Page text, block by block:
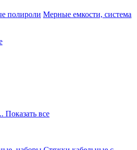
полироли Мерные емкости, система
Показать все